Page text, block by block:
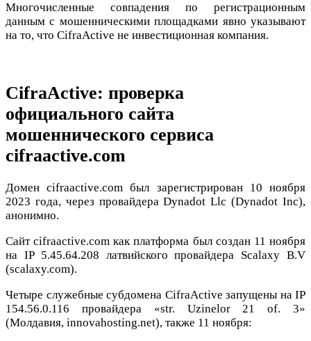
Многочисленные совпадения по регистрационным
данным с мошенническими площадками явно указывают
на то, что CifraActive не инвестиционная компания.
CifraActive: проверка
официального сайта
мошеннического сервиса
cifraactive.com
Домен cifraactive.com был зарегистрирован 10 ноября
2023 года, через провайдера Dynadot Llc (Dynadot Inc),
анонимно.
Сайт cifraactive.com как платформа был создан 11 ноября
на IP 5.45.64.208 латвийского провайдера Scalaxy B.V
(scalaxy.com).
Четыре служебные субдомена CifraActive запущены на IP
154.56.0.116 провайдера «str. Uzinelor 21 of. 3»
(Молдавия, innovahosting.net), также 11 ноября: